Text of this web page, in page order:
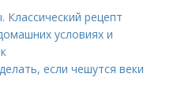
рецепт
условиях и
если чешутся веки